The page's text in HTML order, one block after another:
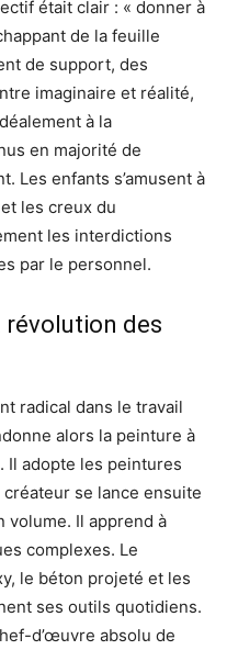
était clair : « donner à
de la feuille
de support, des
imaginaire et réalité,
à la
en majorité de
Les enfants s’amusent à
les creux du
les interdictions
par le personnel.
révolution des
radical dans le travail
alors la peinture à
Il adopte les peintures
se lance ensuite
volume. Il apprend à
complexes. Le
le béton projeté et les
ses outils quotidiens.
d’œuvre absolu de